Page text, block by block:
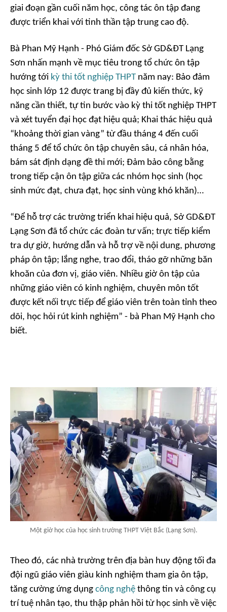
giai đoạn gần cuối năm học, công tác ôn tập đang
được triển khai với tinh thần tập trung cao độ.
Bà Phan Mỹ Hạnh - Phó Giám đốc Sở GD&ĐT Lạng
Sơn nhấn mạnh về mục tiêu trong tổ chức ôn tập
hướng tới kỳ thi tốt nghiệp THPT năm nay: Bảo đảm
học sinh lớp 12 được trang bị đầy đủ kiến thức, kỹ
năng cần thiết, tự tin bước vào kỳ thi tốt nghiệp THPT
và xét tuyển đại học đạt hiệu quả; Khai thác hiệu quả
“khoảng thời gian vàng” từ đầu tháng 4 đến cuối
tháng 5 để tổ chức ôn tập chuyên sâu, cá nhân hóa,
bám sát định dạng đề thi mới; Đảm bảo công bằng
trong tiếp cận ôn tập giữa các nhóm học sinh (học
sinh mức đạt, chưa đạt, học sinh vùng khó khăn)…
“Để hỗ trợ các trường triển khai hiệu quả, Sở GD&ĐT
Lạng Sơn đã tổ chức các đoàn tư vấn; trực tiếp kiểm
tra dự giờ, hướng dẫn và hỗ trợ về nội dung, phương
pháp ôn tập; lắng nghe, trao đổi, tháo gỡ những băn
khoăn của đơn vị, giáo viên. Nhiều giờ ôn tập của
những giáo viên có kinh nghiệm, chuyên môn tốt
được kết nối trực tiếp để giáo viên trên toàn tỉnh theo
dõi, học hỏi rút kinh nghiệm” - bà Phan Mỹ Hạnh cho
biết.
Một giờ học của học sinh trường THPT Việt Bắc (Lạng Sơn).
Theo đó, các nhà trường trên địa bàn huy động tối đa
đội ngũ giáo viên giàu kinh nghiệm tham gia ôn tập,
tăng cường ứng dụng công nghệ thông tin và công cụ
trí tuệ nhân tạo, thu thập phản hồi từ học sinh về việc